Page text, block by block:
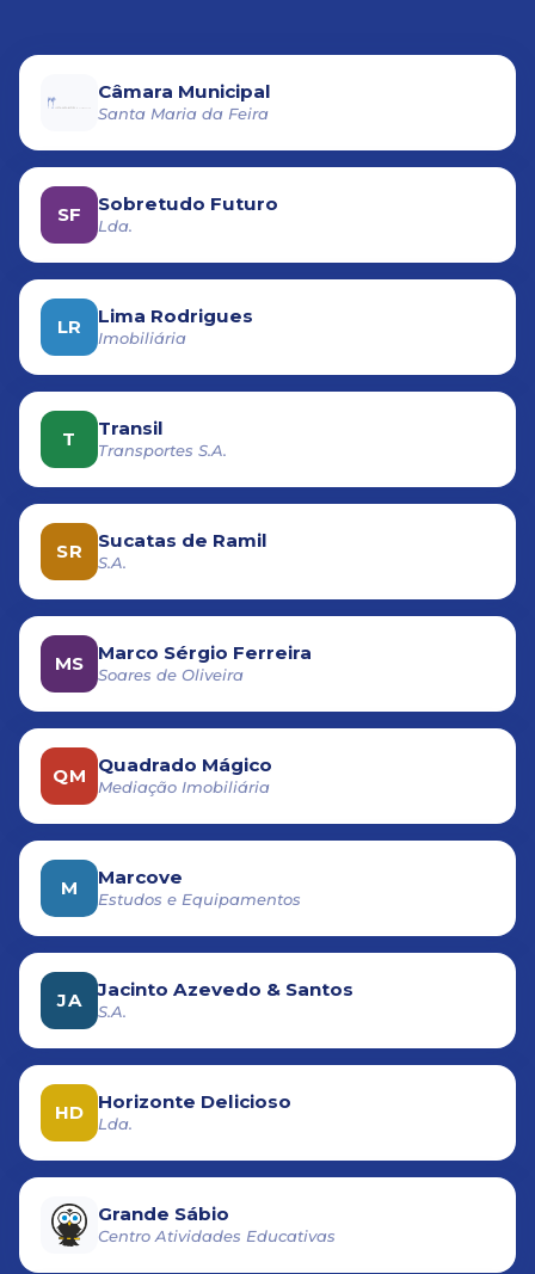
Câmara Municipal
Santa Maria da Feira
SF Sobretudo Futuro
Lda.
LR Lima Rodrigues
Imobiliária
T Transil
Transportes S.A.
SR Sucatas de Ramil
S.A.
MS Marco Sérgio Ferreira
Soares de Oliveira
QM Quadrado Mágico
Mediação Imobiliária
M Marcove
Estudos e Equipamentos
JA Jacinto Azevedo & Santos
S.A.
HD Horizonte Delicioso
Lda.
Grande Sábio
Centro Atividades Educativas